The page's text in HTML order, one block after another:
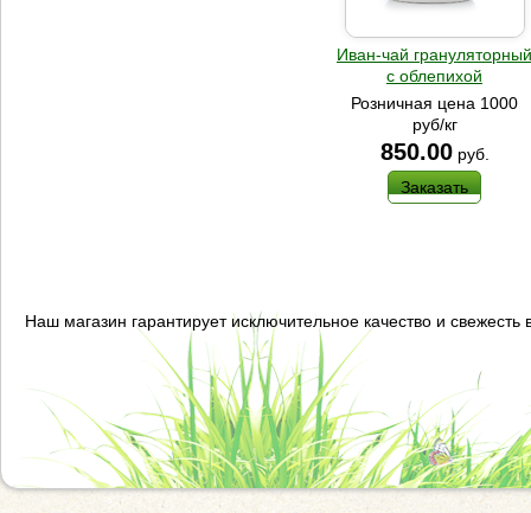
Иван-чай грануляторный
с облепихой
Розничная цена 1000
руб/кг
850.00 руб.
Заказать
Наш магазин гарантирует исключительное качество и свежесть